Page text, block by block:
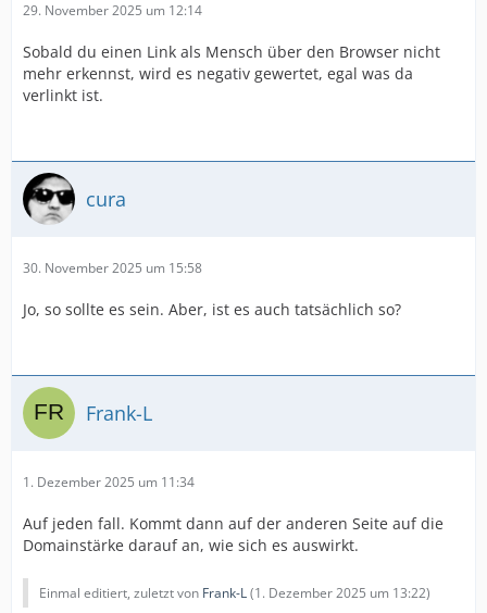
29. November 2025 um 12:14
Sobald du einen Link als Mensch über den Browser nicht
mehr erkennst, wird es negativ gewertet, egal was da
verlinkt ist.
cura
30. November 2025 um 15:58
Jo, so sollte es sein. Aber, ist es auch tatsächlich so?
Frank-L
1. Dezember 2025 um 11:34
Auf jeden fall. Kommt dann auf der anderen Seite auf die
Domainstärke darauf an, wie sich es auswirkt.
Einmal editiert, zuletzt von Frank-L(1. Dezember 2025 um 13:22)